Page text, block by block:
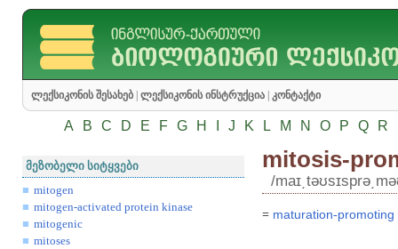
ლექსიკონის შესახებ ლექსიკონის ინსტრუქცია კონტაქტი
A B C D E F G H J K L M N O P Q R
მეზობელი სიტყვები
mitogen
mitogen-activated protein kinase
mitogenic
mitoses
mitosis-
/
= maturation-promoting